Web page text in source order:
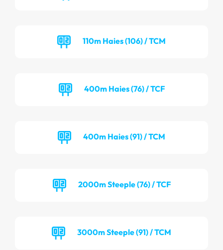
110m Haies (106) / TCM
400m Haies (76) / TCF
400m Haies (91) / TCM
2000m Steeple (76) / TCF
3000m Steeple (91) / TCM